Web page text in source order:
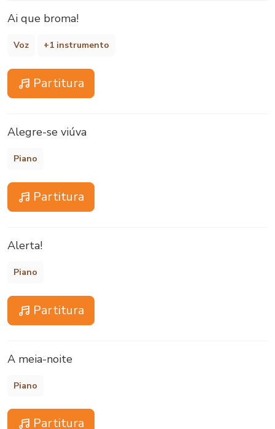
Ai que broma!
Voz +1 instrumento
Partitura
Alegre-se viúva
Piano
Partitura
Alerta!
Piano
Partitura
A meia-noite
Piano
Partitura